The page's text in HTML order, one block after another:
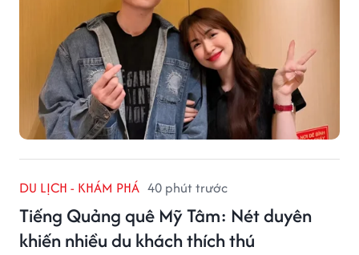
DU LỊCH - KHÁM PHÁ 40 phút trước
Tiếng Quảng quê Mỹ Tâm: Nét duyên
khiến nhiều du khách thích thú